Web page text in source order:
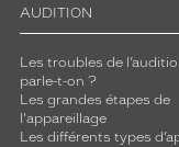
AUDITION
Les troubles de
parle-t-on ?
Les grandes étapes de
l'appareillage
Les différents types